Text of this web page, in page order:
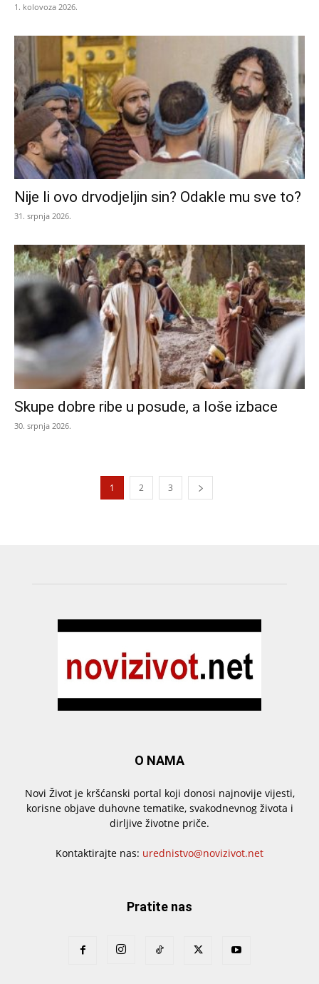
1. kolovoza 2026.
Nije li ovo drvodjeljin sin? Odakle mu sve to?
31. srpnja 2026.
Skupe dobre ribe u posude, a loše izbace
30. srpnja 2026.
1 2 3
O NAMA
Novi Život je kršćanski portal koji donosi najnovije vijesti,
korisne objave duhovne tematike, svakodnevnog života i
dirljive životne priče.
Kontaktirajte nas: urednistvo@novizivot.net
Pratite nas